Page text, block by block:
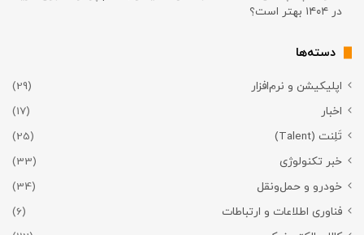
در ۱۴۰۴ بهتر است؟
دسته‌ها
اپلیکیشن و نرم‌افزار
(29)
اخبار
(17)
تَلِنت (Talent)
(25)
خبر تکنولوژی
(33)
خودرو و حمل‌و‌نقل
(34)
فناوری اطلاعات و ارتباطات
(6)